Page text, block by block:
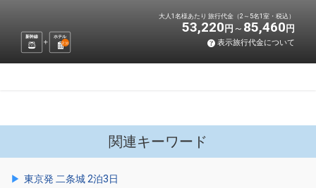
新幹線
ホテル
2泊
大人1名様あたり 旅行代金（2～5名1室・税込）
53,220 円 85,460 円
表示旅行代金について
関連キーワード
東京発 二条城 2泊3日